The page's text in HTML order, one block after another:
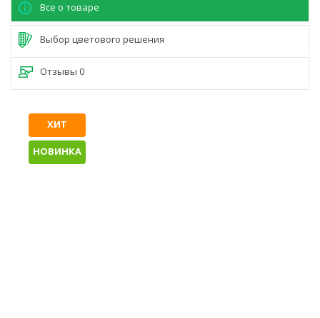
Все о товаре
Выбор цветового решения
Отзывы 0
ХИТ
НОВИНКА